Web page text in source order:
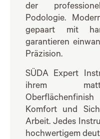
der
Podologie.
gepaart mit
garantieren
Präzision.
SÜDA Expert
ihrem
Komfort und
Arbeit. Jedes
hochwertigem